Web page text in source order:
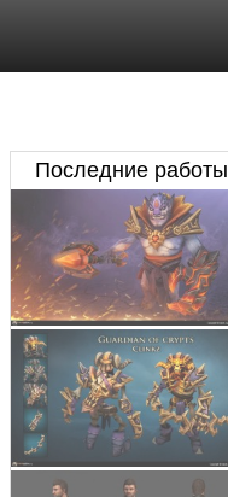
Последние работы